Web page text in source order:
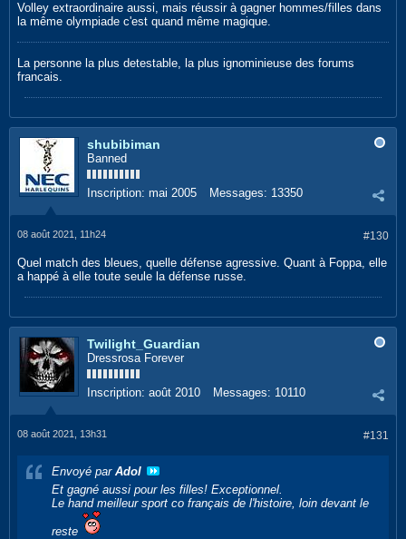
Volley extraordinaire aussi, mais réussir à gagner hommes/filles dans
la même olympiade c'est quand même magique.
La personne la plus detestable, la plus ignominieuse des forums
francais.
shubibiman
Banned
Inscription: mai 2005 Messages: 13350
#130
08 août 2021, 11h24
Quel match des bleues, quelle défense agressive. Quant à Foppa, elle
a happé à elle toute seule la défense russe.
Twilight_Guardian
Dressrosa Forever
Inscription: août 2010 Messages: 10110
#131
08 août 2021, 13h31
Envoyé par Adol
Et gagné aussi pour les filles! Exceptionnel.
Le hand meilleur sport co français de l'histoire, loin devant le
reste